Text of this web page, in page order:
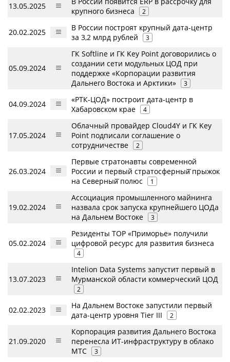
13.05.2025
крупного бизнеса
2
20.02.2025
В России построят крупный дата-центр
за 3,2 млрд рублей
3
05.09.2024
ГК Softline и ГК Key Point договорились о
создании сети модульных ЦОД при
поддержке «Корпорации развития
Дальнего Востока и Арктики»
3
04.09.2024
«РТК-ЦОД» построит дата-центр в
Хабаровском крае
4
17.05.2024
Облачный провайдер Cloud4Y и ГК Key
Point подписали соглашение о
сотрудничестве
2
26.03.2024
Первые стратонавты современной
России и первый стратосферный̆ прыжок
на Северный̆ полюс
1
19.02.2024
Ассоциация промышленного майнинга
назвала срок запуска крупнейшего ЦОДа
на Дальнем Востоке
3
05.02.2024
Резиденты ТОР «Приморье» получили
цифровой ресурс для развития бизнеса
4
13.07.2023
Intelion Data Systems запустит первый в
Мурманской области коммерческий ЦОД
2
02.02.2023
На Дальнем Востоке запустили первый
дата-центр уровня Tier III
2
21.09.2020
Корпорация развития Дальнего Востока
перенесла ИТ-инфраструктуру в облако
МТС
3